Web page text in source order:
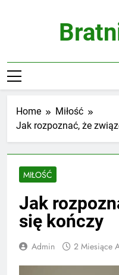
Home
Miłość
Jak rozpoznać, że
MIŁOŚĆ
Jak
się kończy
Admin 2 Miesiące